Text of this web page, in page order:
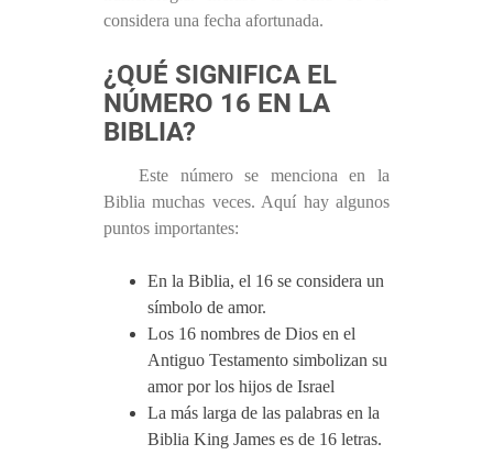
considera una fecha afortunada.
¿QUÉ SIGNIFICA EL
NÚMERO 16 EN LA
BIBLIA?
Este número se menciona en la
Biblia muchas veces. Aquí hay algunos
puntos importantes:
En la Biblia, el 16 se considera un
símbolo de amor.
Los 16 nombres de Dios en el
Antiguo Testamento simbolizan su
amor por los hijos de Israel
La más larga de las palabras en la
Biblia King James es de 16 letras.